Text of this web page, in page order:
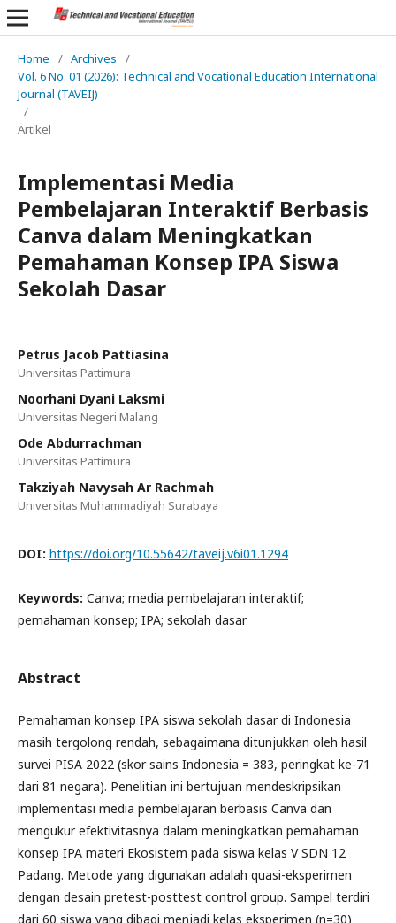
Home / Archives
/
Vol. 6 No. 01 (2026): Technical and Vocational Education International
Journal (TAVEIJ)
/
Artikel
Implementasi Media
Pembelajaran Interaktif Berbasis
Canva dalam Meningkatkan
Pemahaman Konsep IPA Siswa
Sekolah Dasar
Petrus Jacob Pattiasina
Universitas Pattimura
Noorhani Dyani Laksmi
Universitas Negeri Malang
Ode Abdurrachman
Universitas Pattimura
Takziyah Navysah Ar Rachmah
Universitas Muhammadiyah Surabaya
DOI: https://doi.org/10.55642/taveij.v6i01.1294
Keywords: Canva; media pembelajaran interaktif;
pemahaman konsep; IPA; sekolah dasar
Abstract
Pemahaman konsep IPA siswa sekolah dasar di Indonesia
masih tergolong rendah, sebagaimana ditunjukkan oleh hasil
survei PISA 2022 (skor sains Indonesia = 383, peringkat ke-71
dari 81 negara). Penelitian ini bertujuan mendeskripsikan
implementasi media pembelajaran berbasis Canva dan
mengukur efektivitasnya dalam meningkatkan pemahaman
konsep IPA materi Ekosistem pada siswa kelas V SDN 12
Padang. Metode yang digunakan adalah quasi-eksperimen
dengan desain pretest-posttest control group. Sampel terdiri
dari 60 siswa yang dibagi menjadi kelas eksperimen (n=30)